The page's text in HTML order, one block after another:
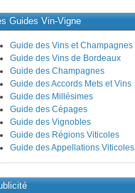
Guides Vin-Vigne
Guide des Vins et Champagnes
Guide des Vins de Bordeaux
Guide des Champagnes
Guide des Accords Mets et Vins
Guide des Millésimes
Guide des Cépages
Guide des Vignobles
Guide des Régions Viticoles
Guide des Appellations Viticoles